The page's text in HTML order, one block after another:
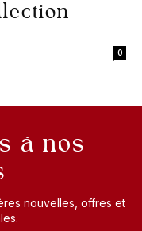
0
à nos
nouvelles, offres et